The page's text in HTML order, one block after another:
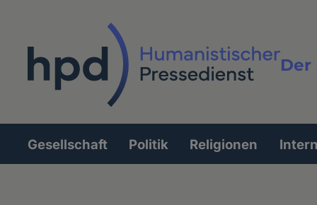
Hauptnavigation
Gesellschaft Politik Religionen